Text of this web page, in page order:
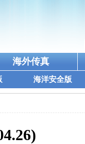
海外传真
海洋安全版